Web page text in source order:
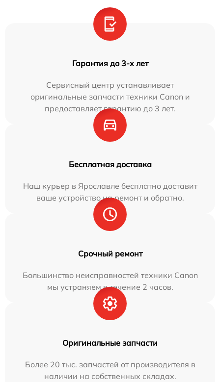
Гарантия до 3-х лет
Сервисный центр устанавливает
оригинальные запчасти техники Canon и
предоставляет гарантию до 3 лет.
Бесплатная доставка
Наш курьер в Ярославле бесплатно доставит
ваше устройство на ремонт и обратно.
Срочный ремонт
Большинство неисправностей техники Canon
мы устраняем в течение 2 часов.
Оригинальные запчасти
Более 20 тыс. запчастей от производителя в
наличии на собственных складах.